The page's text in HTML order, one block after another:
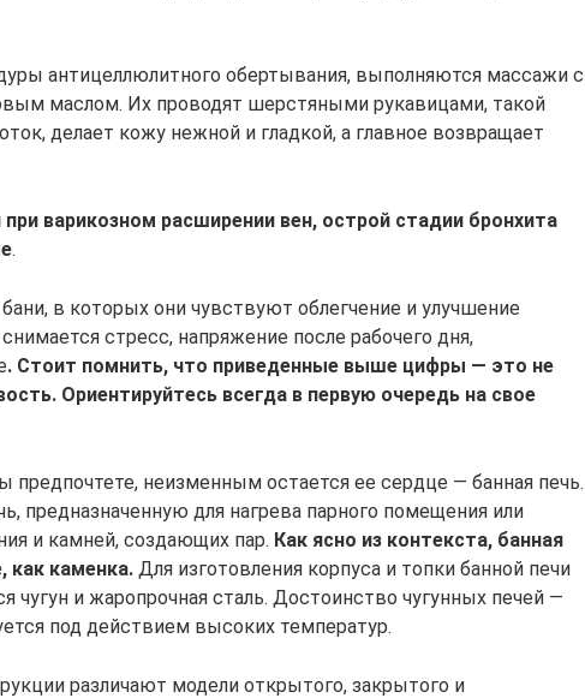
антицеллюлитного обертывания, выполняются массажи с
маслом. Их проводят шерстяными рукавицами, такой
делает кожу нежной и гладкой, а главное возвращает
варикозном расширении вен, острой стадии бронхита
.
в которых они чувствуют облегчение и улучшение
стресс, напряжение после рабочего дня,
. Стоит помнить, что приведенные выше цифры — это не
Ориентируйтесь всегда в первую очередь на свое
неизменным остается ее сердце — банная печь.
предназначенную для нагрева парного помещения или
и камней, создающих пар. Как ясно из контекста, банная
как каменка. Для изготовления корпуса и топки банной печи
чугун и жаропрочная сталь. Достоинство чугунных печей —
под действием высоких температур.
различают модели открытого, закрытого и